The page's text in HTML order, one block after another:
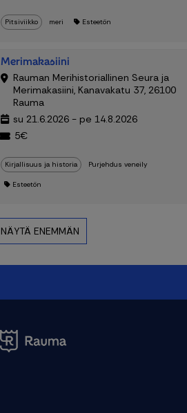
Pitsiviikko meri Esteetön
Merimakasiini
Rauman Merihistoriallinen Seura ja
Merimakasiini, Kanavakatu 37, 26100
Rauma
su 21.6.2026 - pe 14.8.2026
5€
Kirjallisuus ja historia Purjehdus veneily
Esteetön
NÄYTÄ ENEMMÄN